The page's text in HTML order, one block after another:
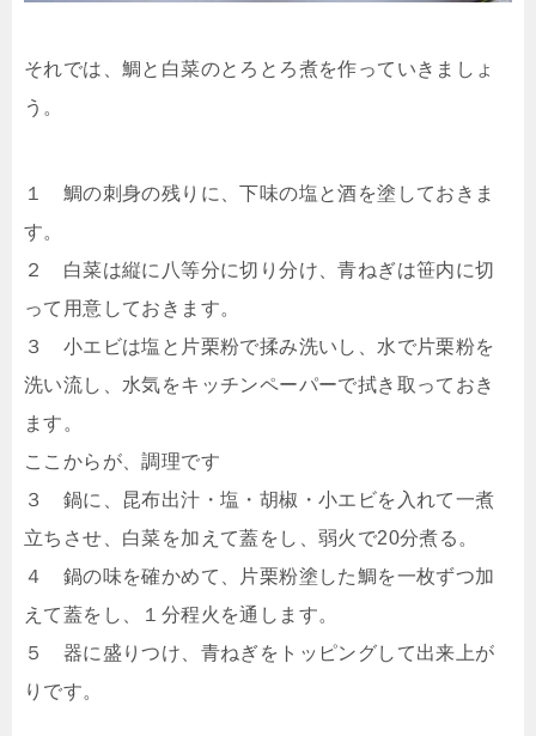
それでは、鯛と白菜のとろとろ煮を作っていきましょ
う。
１ 鯛の刺身の残りに、下味の塩と酒を塗しておきま
す。
２ 白菜は縦に八等分に切り分け、青ねぎは笹内に切
って用意しておきます。
３ 小エビは塩と片栗粉で揉み洗いし、水で片栗粉を
洗い流し、水気をキッチンペーパーで拭き取っておき
ます。
ここからが、調理です
３ 鍋に、昆布出汁・塩・胡椒・小エビを入れて一煮
立ちさせ、白菜を加えて蓋をし、弱火で20分煮る。
４ 鍋の味を確かめて、片栗粉塗した鯛を一枚ずつ加
えて蓋をし、１分程火を通します。
５ 器に盛りつけ、青ねぎをトッピングして出来上が
りです。